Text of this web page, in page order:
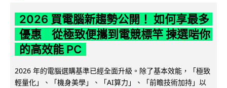
2026 買電腦新趨勢公開！ 如何享最多
優惠 從極致便攜到電競標竿 揀選啱你
的高效能 PC
2026 年的電腦選購基準已經全面升級。除了基本效能，「極致
輕量化」、「機身美學」、「AI算力」、「前瞻技術加持」以